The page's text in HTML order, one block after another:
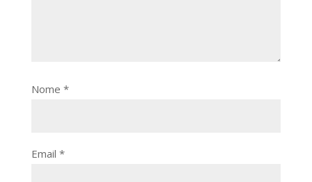
Nome *
Email *